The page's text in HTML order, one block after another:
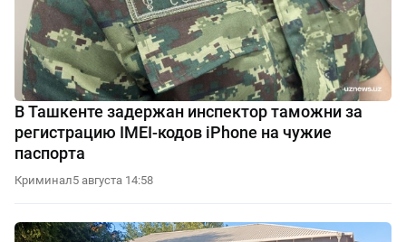
В Ташкенте задержан инспектор таможни за
регистрацию IMEI-кодов iPhone на чужие
паспорта
Криминал5 августа 14:58